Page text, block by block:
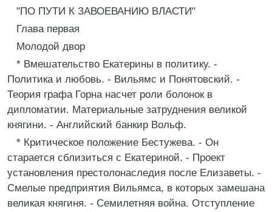
"ПО ПУТИ К ЗАВОЕВАНИЮ ВЛАСТИ"
Глава первая
Молодой двор
* Вмешательство Екатерины в политику. -
Политика и любовь. - Вильямс и Понятовский. -
Теория графа Горна насчет роли болонок в
дипломатии. Материальные затруднения великой
княгини. - Английский банкир Вольф.
* Критическое положение Бестужева. - Он
старается сблизиться с Екатериной. - Проект
установления престолонаследия после Елизаветы. -
Смелые предприятия Вильямса, в которых замешана
великая княгиня. - Семилетняя война. Отступление